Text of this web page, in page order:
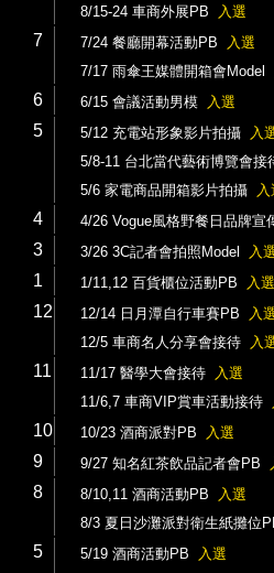
8/15-24 車商外展PB
入選
7 7/24 餐廳開幕活動PB
入選
7/17 雨傘王媒體開箱會Model
6 6/15 會議活動男模 入選
5 5/12 充電站形象影片拍攝
入
5/8-11 台北當代藝術博覽會接
5/6 家電商品開箱影片拍攝
入
4 4/26 Vogue風格野餐日品牌宣
3 3/26 3C記者會拍照Model 入
1 1/11,12 百貨櫃位活動PB 入選
12 12/14 日月潭自行車賽PB
入
12/5 車商名人分享會接待
入
11 11/17 醫學大會接待
入選
11/6,7 車商VIP賞車活動接待
10 10/23 酒商派對PB 入選
9 9/27 知名紅茶飲品記者會PB
8 8/10,11 酒商活動PB
入選
8/3 夏日沙灘派對衛生紙攤位
5 5/19 酒商活動PB 入選